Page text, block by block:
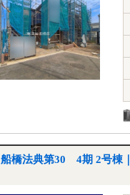
船橋法典第30 4期 2号棟